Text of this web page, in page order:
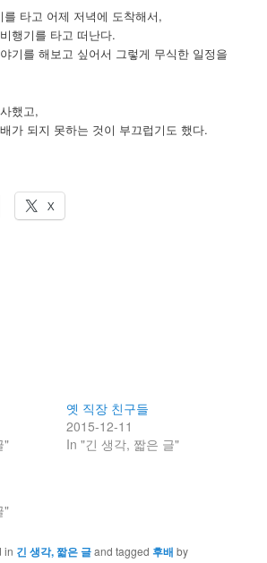
타고 어제 저녁에 도착해서,
행기를 타고 떠난다.
기를 해보고 싶어서 그렇게 무식한 일정을
했고,
가 되지 못하는 것이 부끄럽기도 했다.
X
"
옛 직장 친구들
2015-12-11
In "긴 생각, 짧은 글"
"
in 긴 생각, 짧은 글and tagged 후배 by